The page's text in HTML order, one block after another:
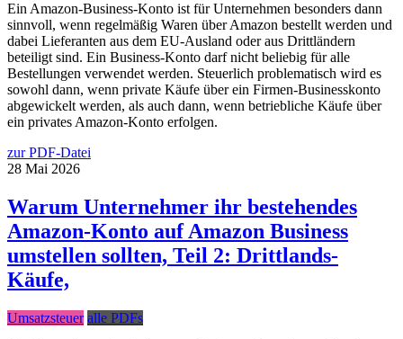
Ein Amazon-Business-Konto ist für Unternehmen besonders dann
sinnvoll, wenn regelmäßig Waren über Amazon bestellt werden und
dabei Lieferanten aus dem EU-Ausland oder aus Drittländern
beteiligt sind. Ein Business-Konto darf nicht beliebig für alle
Bestellungen verwendet werden. Steuerlich problematisch wird es
sowohl dann, wenn private Käufe über ein Firmen-Businesskonto
abgewickelt werden, als auch dann, wenn betriebliche Käufe über
ein privates Amazon-Konto erfolgen.
zur PDF-Datei
28 Mai 2026
Warum Unternehmer ihr bestehendes
Amazon-Konto auf Amazon Business
umstellen sollten, Teil 2: Drittlands-
Käufe,
Umsatzsteuer alle PDFs